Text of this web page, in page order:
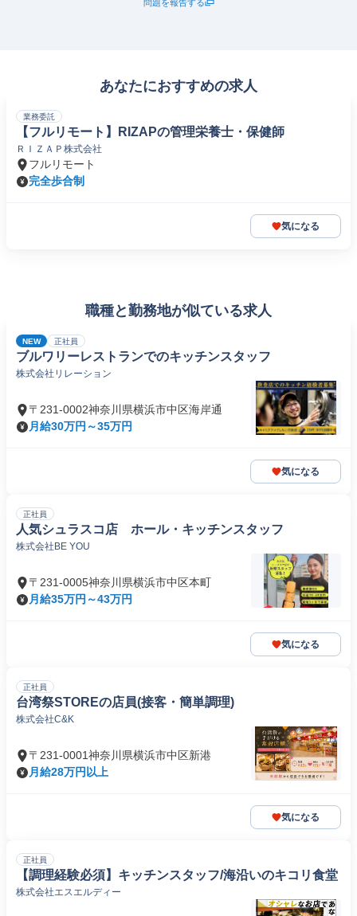
問題を報告する
あなたにおすすめの求人
業務委託
【フルリモート】RIZAPの管理栄養士・保健師
ＲＩＺＡＰ株式会社
フルリモート
完全歩合制
気になる
職種と勤務地が似ている求人
NEW 正社員
ブルワリーレストランでのキッチンスタッフ
株式会社リレーション
〒231-0002神奈川県横浜市中区海岸通
月給30万円～35万円
気になる
正社員
人気シュラスコ店 ホール・キッチンスタッフ
株式会社BE YOU
〒231-0005神奈川県横浜市中区本町
月給35万円～43万円
気になる
正社員
台湾祭STOREの店員(接客・簡単調理)
株式会社C&K
〒231-0001神奈川県横浜市中区新港
月給28万円以上
気になる
正社員
【調理経験必須】キッチンスタッフ/海沿いのキコリ食堂
株式会社エスエルディー